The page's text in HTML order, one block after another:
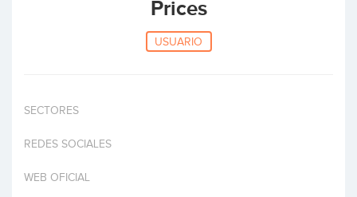
Prices
USUARIO
SECTORES
REDES SOCIALES
WEB OFICIAL